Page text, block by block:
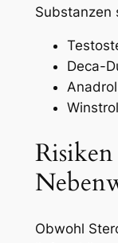
Substanzen
Deca-
Anadrol
Winstrol
Obwohl